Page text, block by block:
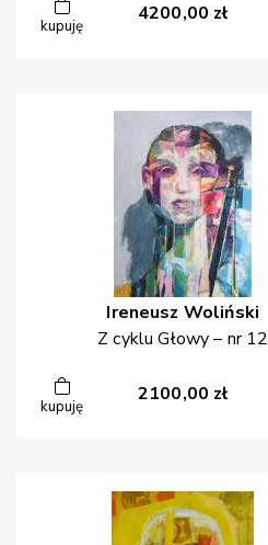
kupuję
4200,00 zł
Ireneusz Woliński
Z cyklu Głowy – nr 12
kupuję
2100,00 zł